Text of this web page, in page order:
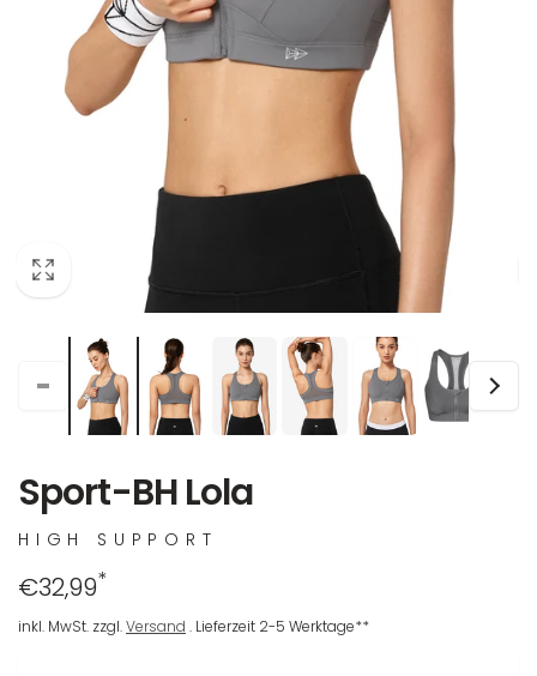
Sport-BH Lola
HIGH SUPPORT
Regulärer
Preis
€32,99*
inkl. MwSt. zzgl.Versand . Lieferzeit 2-5 Werktage**